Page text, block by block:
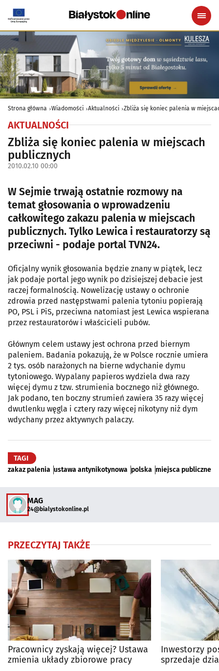
Strona główna Wiadomości Aktualności Zbliża się koniec palenia w
AKTUALNOŚCI
Zbliża się koniec palenia w miejscach
publicznych
2010.02.10 00:00
W Sejmie trwają ostatnie rozmowy na
temat głosowania o wprowadzeniu
całkowitego zakazu palenia w miejscach
publicznych. Tylko Lewica i restauratorzy są
przeciwni - podaje portal TVN24.
Oficjalny wynik głosowania będzie znany w piątek, lecz
jak podaje portal jego wynik po dzisiejszej debacie jest
raczej formalnością. Nowelizację ustawy o ochronie
zdrowia przed następstwami palenia tytoniu popierają
PO, PSL i PiS, przeciwna natomiast jest Lewica wspierana
przez restauratorów i właścicieli pubów.
Głównym celem ustawy jest ochrona przed biernym
paleniem. Badania pokazują, że w Polsce rocznie umiera
2 tys. osób narażonych na bierne wdychanie dymu
tytoniowego. Wypalany papieros wydziela dwa razy
więcej dymu z tzw. strumienia bocznego niż głównego.
Jak podano, ten boczny strumień zawiera 35 razy więcej
dwutlenku węgla i cztery razy więcej nikotyny niż dym
wdychany przez aktywnych palaczy.
TAGI
zakaz palenia ustawa antynikotynowa polska miejsca publiczne
MAG
24@bialystokonline.pl
PRZECZYTAJ TAKŻE
Pracownicy zyskają więcej? Ustawa
zmienia układy zbiorowe pracy
Inwestorzy
sprzedaje